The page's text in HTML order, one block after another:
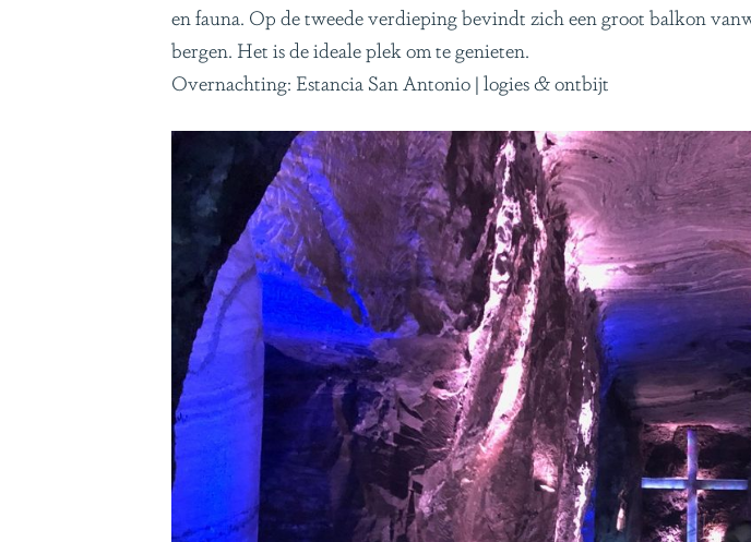
en fauna. Op de tweede verdieping bevindt zich een groot balkon
bergen. Het is de ideale plek om te genieten.
Overnachting: Estancia San Antonio | logies & ontbijt